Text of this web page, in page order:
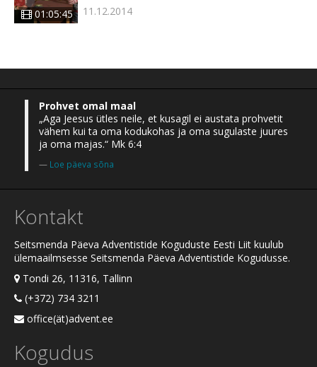
01:05:45 11.12.2014
Prohvet omal maal
„Aga Jeesus ütles neile, et kusagil ei austata prohvetit
vähem kui ta oma kodukohas ja oma sugulaste juures
ja oma majas.“ Mk 6:4
Loe päeva sõna
Kontakt
Seitsmenda Päeva Adventistide Koguduste Eesti Liit kuulub
ülemaailmsesse Seitsmenda Päeva Adventistide Kogudusse.
Tondi 26, 11316, Tallinn
(+372) 734 3211
office(ät)advent.ee
Kogudus